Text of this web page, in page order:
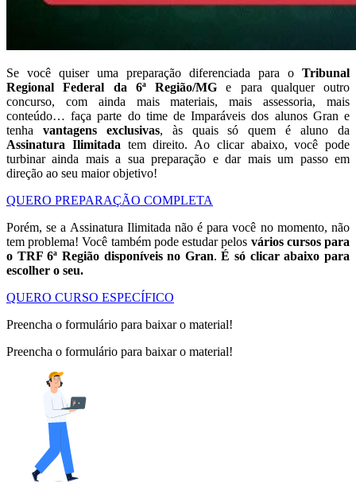
Se você quiser uma preparação diferenciada para o Tribunal
Regional Federal da 6ª Região/MG e para qualquer outro
concurso, com ainda mais materiais, mais assessoria, mais
conteúdo… faça parte do time de Imparáveis dos alunos Gran e
tenha vantagens exclusivas, às quais só quem é aluno da
Assinatura Ilimitadatem direito. Ao clicar abaixo, você pode
turbinar ainda mais a sua preparação e dar mais um passo em
direção ao seu maior objetivo!
QUERO PREPARAÇÃO COMPLETA
Porém, se a Assinatura Ilimitada não é para você no momento, não
tem problema! Você também pode estudar pelos vários cursos para
o TRF 6ª Região disponíveis no Gran. É só clicar abaixo para
escolher o seu.
QUERO CURSO ESPECÍFICO
Preencha o formulário para baixar o material!
Preencha o formulário para baixar o material!